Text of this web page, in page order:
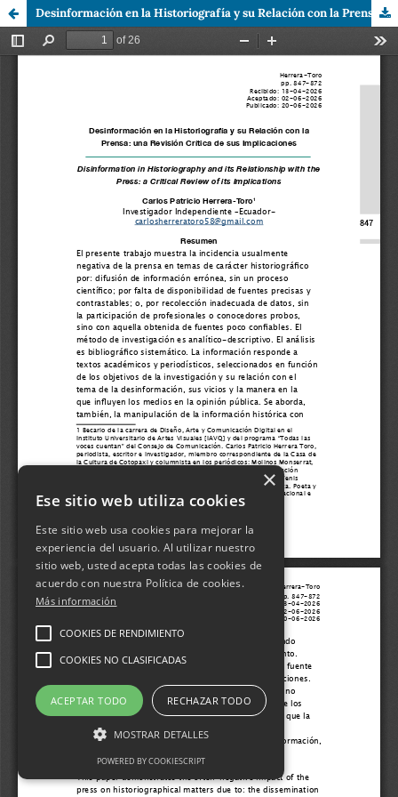
Desinformación en la Historiografía y su Relación con la Prensa
×
Ese sitio web utiliza cookies
Este sitio web usa cookies para mejorar la
experiencia del usuario. Al utilizar nuestro
sitio web, usted acepta todas las cookies de
acuerdo con nuestra Política de cookies.
Más información
COOKIES DE RENDIMIENTO
COOKIES NO CLASIFICADAS
ACEPTAR TODO RECHAZAR TODO
MOSTRAR DETALLES
POWERED BY COOKIESCRIPT